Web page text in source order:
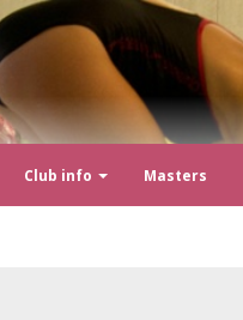
Club info Masters